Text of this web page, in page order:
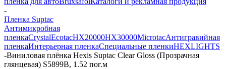
-
Пленка Suptac
Антимикробная
пленкаCrystalEcotacHX20000HX30000MicrotacАнтигравийная
пленкаИнтерьерная пленкаСпециальные пленкиHEXLIGHTS
-Виниловая плёнка Hexis Suptac Clear Gloss (Прозрачная
глянцевая) S5899B, 1.52 пог.м